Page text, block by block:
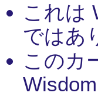
これは
ではあ
このカ